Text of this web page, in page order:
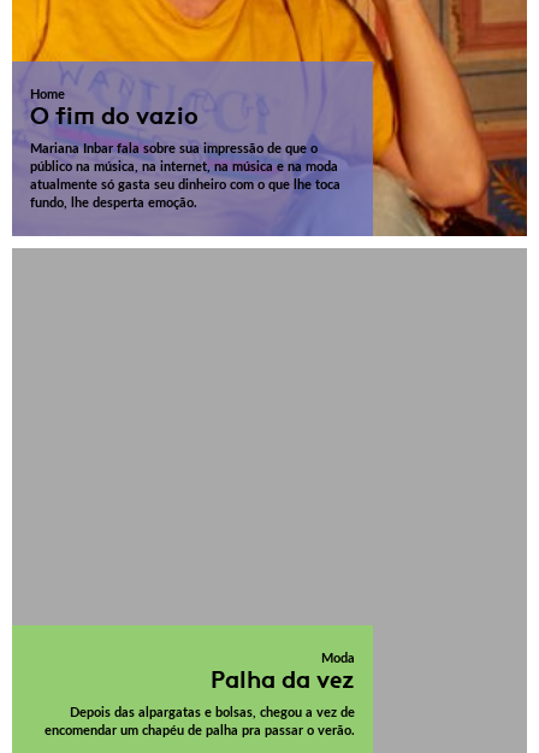
Home
O fim do vazio
Mariana Inbar fala sobre sua impressão de que o
público na música, na internet, na música e na moda
atualmente só gasta seu dinheiro com o que lhe toca
fundo, lhe desperta emoção.
Moda
Palha da vez
Depois das alpargatas e bolsas, chegou a vez de
encomendar um chapéu de palha pra passar o verão.